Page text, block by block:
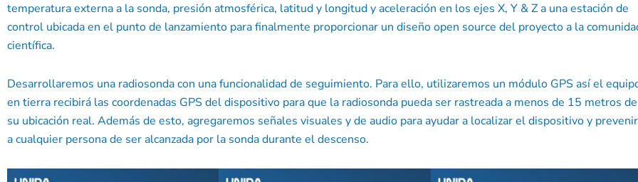
temperatura externa a la sonda, presión atmosférica, latitud y longitud y aceleración en los ejes X, Y & Z a una estación de
control ubicada en el punto de lanzamiento para finalmente proporcionar un diseño open source del proyecto a la
científica.
Desarrollaremos una radiosonda con una funcionalidad de seguimiento. Para ello, utilizaremos un módulo GPS así el
en tierra recibirá las coordenadas GPS del dispositivo para que la radiosonda pueda ser rastreada a menos de 15 metros de
su ubicación real. Además de esto, agregaremos señales visuales y de audio para ayudar a localizar el dispositivo y prevenir
a cualquier persona de ser alcanzada por la sonda durante el descenso.